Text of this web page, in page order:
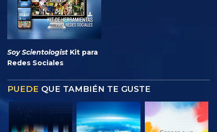
Soy Scientologist Kit para
Redes Sociales
PUEDE QUE TAMBIÉN TE GUSTE